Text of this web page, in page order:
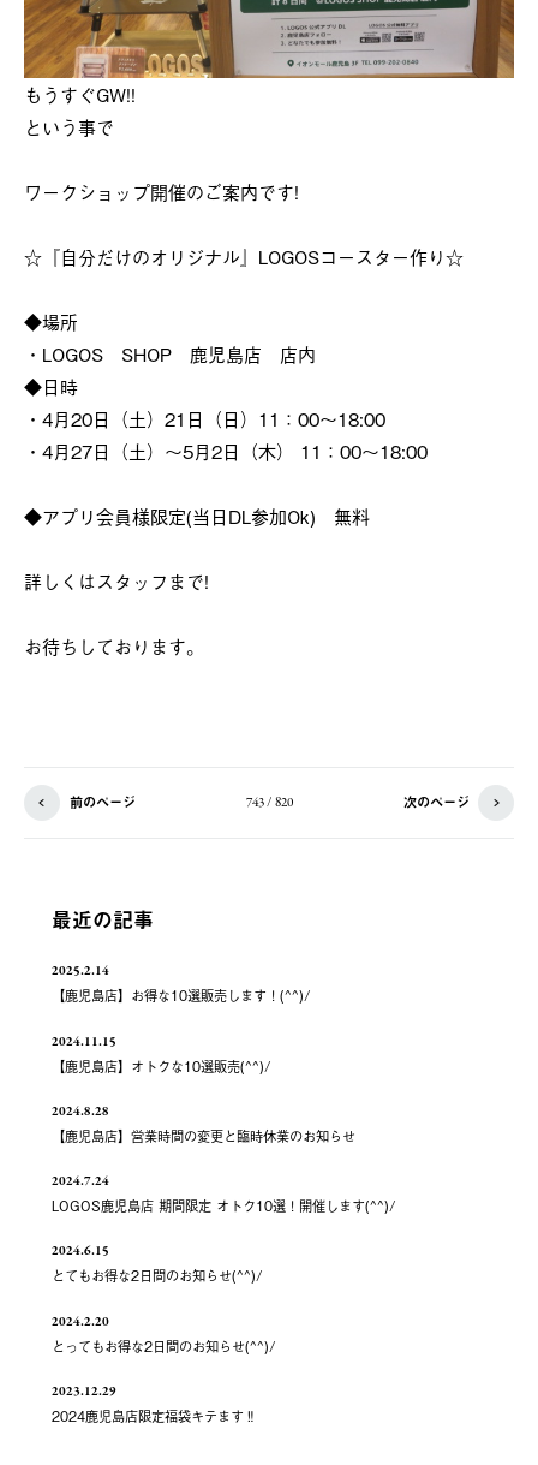
もうすぐGW!!
という事で
ワークショップ開催のご案内です!
☆『自分だけのオリジナル』LOGOSコースター作り☆
◆場所
・LOGOS SHOP 鹿児島店 店内
◆日時
・4月20日（土）21日（日）11：00～18:00
・4月27日（土）～5月2日（木） 11：00～18:00
◆アプリ会員様限定(当日DL参加Ok) 無料
詳しくはスタッフまで!
お待ちしております。
前のページ 743 / 820 次のページ
最近の記事
2025.2.14
【鹿児島店】お得な10選販売します！(^^)/
2024.11.15
【鹿児島店】オトクな10選販売(^^)/
2024.8.28
【鹿児島店】営業時間の変更と臨時休業のお知らせ
2024.7.24
LOGOS鹿児島店 期間限定 オトク10選！開催します(^^)/
2024.6.15
とてもお得な2日間のお知らせ(^^)/
2024.2.20
とってもお得な2日間のお知らせ(^^)/
2023.12.29
2024鹿児島店限定福袋キテます‼️